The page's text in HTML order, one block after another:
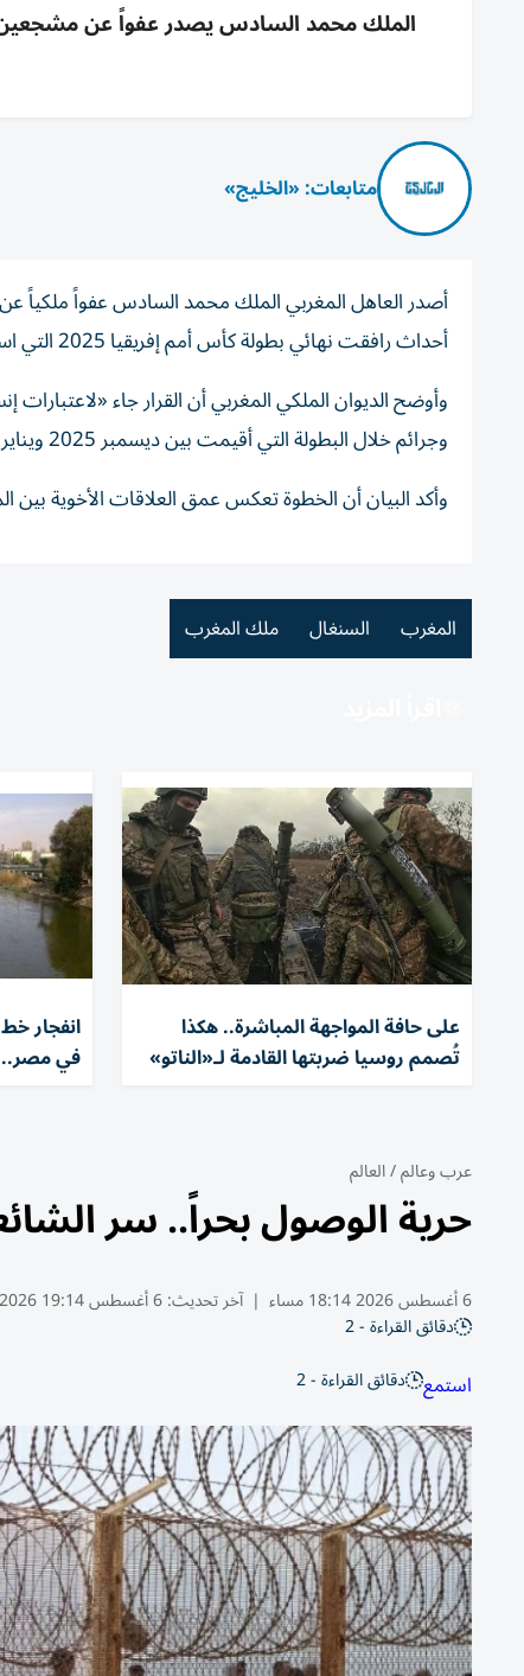
الملك محمد السادس يصدر عفواً عن مشجعين
متابعات: «الخليج»
أصدر العاهل المغربي الملك محمد السادس عفواً ملكياً
أحداث رافقت نهائي بطولة كأس أمم إفريقيا 2025 التي استضافتها المغرب.
وأوضح الديوان الملكي المغربي أن القرار جاء
وجرائم خلال البطولة التي أقيمت بين ديسمبر 2025 ويناير 2026.
وأكد البيان أن الخطوة تعكس عمق العلاقات الأخوية بين
المغرب السنغال ملك المغرب
على حافة المواجهة المباشرة.. هكذا
تُصمم روسيا ضربتها القادمة لـ«الناتو»
انفجار
في مصر.. إغلاق 4
عرب وعالم/العالم
حرية الوصول بحراً.. سر
6 أغسطس 2026 18:14 مساء | آخر تحديث:6 أغسطس 19:14 2026
دقائق القراءة - 2
استمع دقائق القراءة - 2